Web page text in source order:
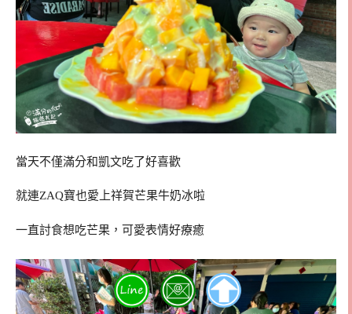
當天不僅滿分和凱文吃了好喜歡
就連ZAQ寶也愛上祥賀芒果牛奶冰啦
一直討食想吃芒果，可愛表情好療癒